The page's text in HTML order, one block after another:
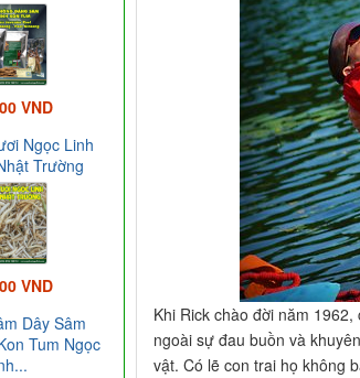
Khi Rick chào đời năm
ngoài sự đau buồn và
vật. Có lẽ con trai họ không
VND
Ngọc Linh
Trường
VND
Dây Sâm
Tum Ngọc